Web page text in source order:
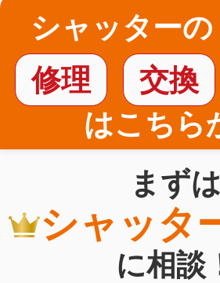
シャッターの
修理
交換
はこちら
まずは
シャッタ
に相談